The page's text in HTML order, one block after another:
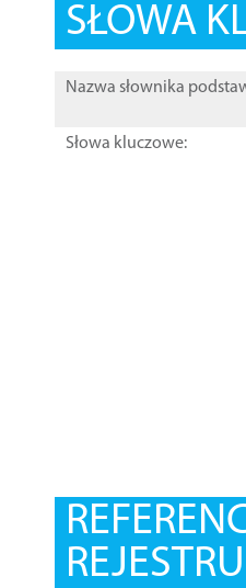
SŁOWA
Nazwa słownika
Słowa kluczowe: